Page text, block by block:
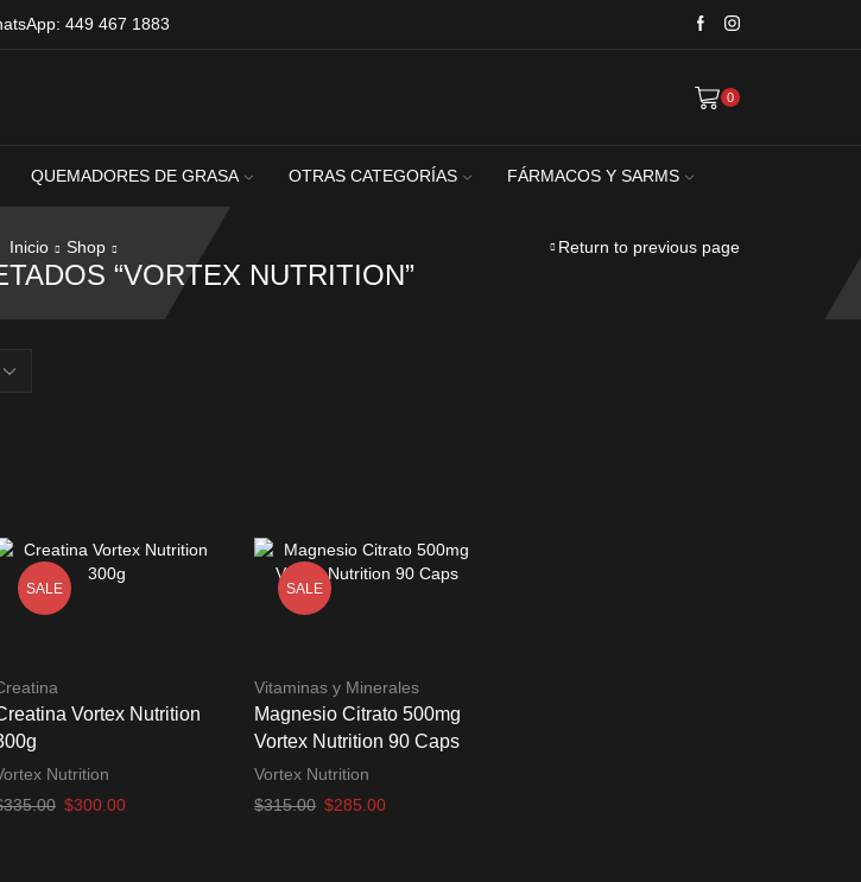
449 467 1883
0
QUEMADORES DE GRASA OTRAS CATEGORÍAS FÁRMACOS Y SARMS
Inicio Shop
“VORTEX NUTRITION”
Return to previous page
SALE
Vortex Nutrition
Nutrition
335.00 El
$300.00El
SALE
Vitaminas y Minerales
Magnesio Citrato 500mg
Vortex Nutrition 90 Caps
Vortex Nutrition
$315.00 El
$285.00El